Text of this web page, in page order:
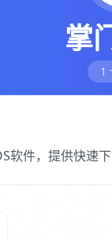
掌
1
软件，提供快速